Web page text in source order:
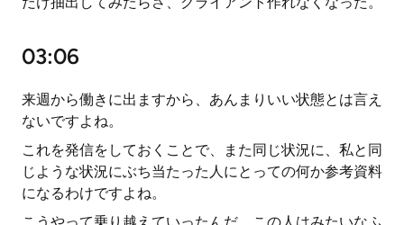
03:06
来週から働きに出ますから、あんまりいい状態とは言え
ないですよね。
これを発信をしておくことで、また同じ状況に、私と同
じような状況にぶち当たった人にとっての何か参考資料
になるわけですよね。